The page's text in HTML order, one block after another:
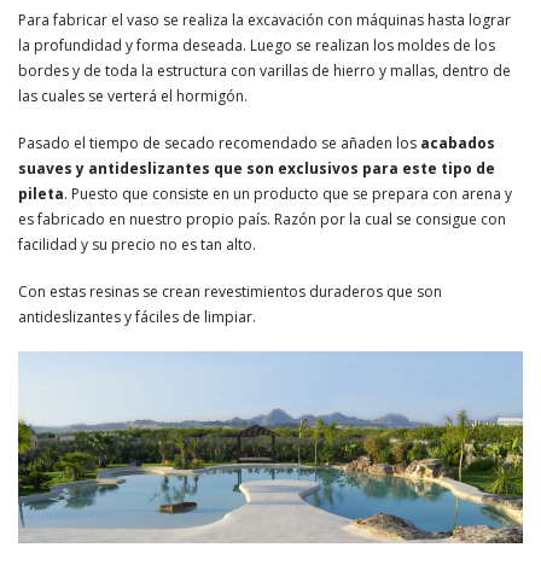
Para fabricar el vaso se realiza la excavación con máquinas hasta lograr
la profundidad y forma deseada. Luego se realizan los moldes de los
bordes y de toda la estructura con varillas de hierro y mallas, dentro de
las cuales se verterá el hormigón.
Pasado el tiempo de secado recomendado se añaden los acabados
suaves y antideslizantes que son exclusivos para este tipo de
pileta. Puesto que consiste en un producto que se prepara con arena y
es fabricado en nuestro propio país. Razón por la cual se consigue con
facilidad y su precio no es tan alto.
Con estas resinas se crean revestimientos duraderos que son
antideslizantes y fáciles de limpiar.